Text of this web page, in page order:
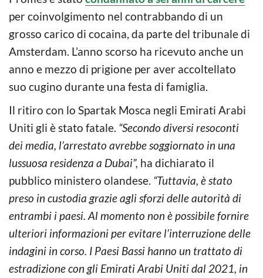
per coinvolgimento nel contrabbando di un
grosso carico di cocaina, da parte del tribunale di
Amsterdam. L’anno scorso ha ricevuto anche un
anno e mezzo di prigione per aver accoltellato
suo cugino durante una festa di famiglia.
Il ritiro con lo Spartak Mosca negli Emirati Arabi
Uniti gli è stato fatale. “Secondo diversi resoconti
dei media, l’arrestato avrebbe soggiornato in una
lussuosa residenza a Dubai”, ha dichiarato il
pubblico ministero olandese. “Tuttavia, è stato
preso in custodia grazie agli sforzi delle autorità di
entrambi i paesi. Al momento non è possibile fornire
ulteriori informazioni per evitare l’interruzione delle
indagini in corso. I Paesi Bassi hanno un trattato di
estradizione con gli Emirati Arabi Uniti dal 2021, in